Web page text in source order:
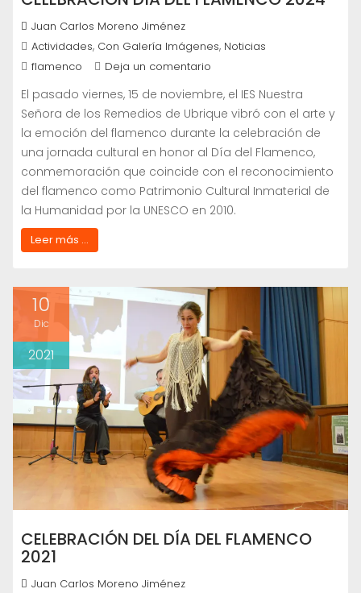
Juan Carlos Moreno Jiménez
Actividades, Con Galería Imágenes, Noticias
flamenco
Deja un comentario
El pasado viernes, 15 de noviembre, el IES Nuestra
Señora de los Remedios de Ubrique vibró con el arte y
la emoción del flamenco durante la celebración de
una jornada cultural en honor al Día del Flamenco,
conmemoración que coincide con el reconocimiento
del flamenco como Patrimonio Cultural Inmaterial de
la Humanidad por la UNESCO en 2010.
Leer más ...
10
Dic
2021
CELEBRACIÓN DEL DÍA DEL FLAMENCO
2021
Juan Carlos Moreno Jiménez